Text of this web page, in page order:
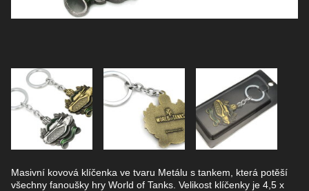
Masivní kovová klíčenka ve tvaru Metálu s tankem, která potěší
všechny fanoušky hry World of Tanks. Velikost klíčenky je 4,5 x